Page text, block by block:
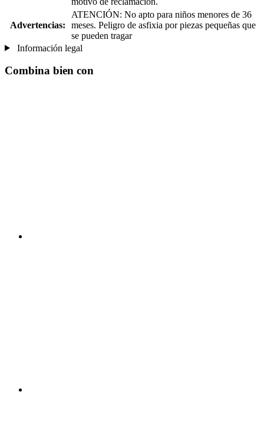
Advertencias:
ATENCIÓN: No apto para niños menores de 36
meses. Peligro de asfixia por piezas pequeñas que
se pueden tragar
Información legal
Combina bien con